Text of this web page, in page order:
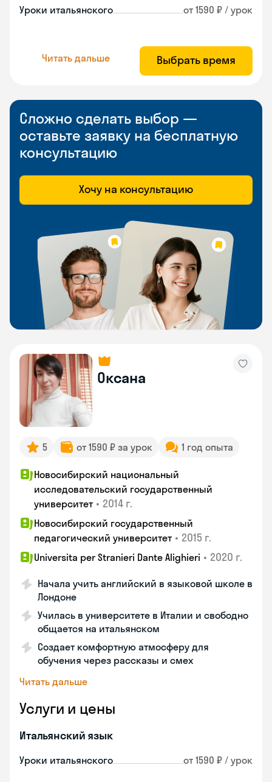
Уроки итальянского от 1590 ₽ / урок
Читать дальше Выбрать время
Сложно сделать выбор —
оставьте заявку на бесплатную
консультацию
Хочу на консультацию
Оксана
5 от 1590 ₽ за урок 1 год опыта
Новосибирский национальный
исследовательский государственный
университет • 2014 г.
Новосибирский государственный
педагогический университет • 2015 г.
Universita per Stranieri Dante Alighieri • 2020 г.
Начала учить английский в языковой школе в
Лондоне
Училась в университете в Италии и свободно
общается на итальянском
Создает комфортную атмосферу для
обучения через рассказы и смех
Читать дальше
Услуги и цены
Итальянский язык
Уроки итальянского от 1590 ₽ / урок